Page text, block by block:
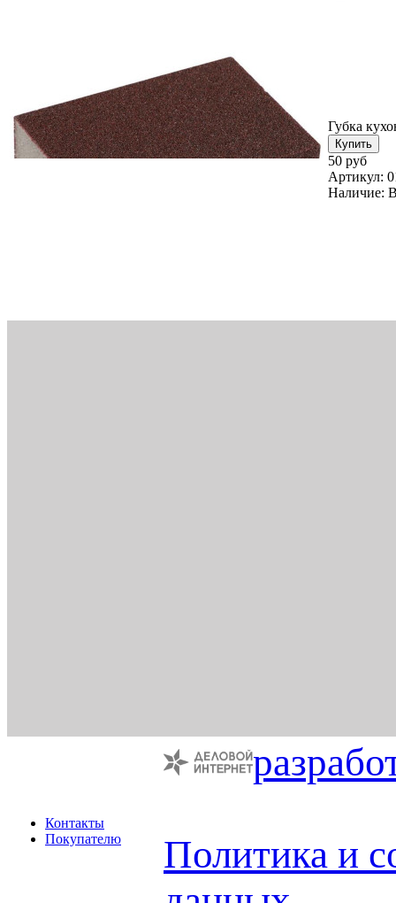
Губка
50 руб
Артикул:
Наличие:
Контакты
Покупателю
Политика и